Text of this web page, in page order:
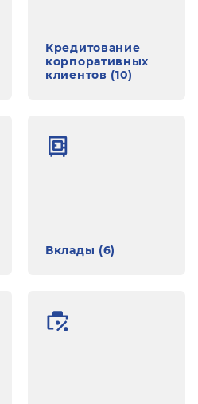
Кредитование
корпоративных
клиентов (10)
Вклады (6)